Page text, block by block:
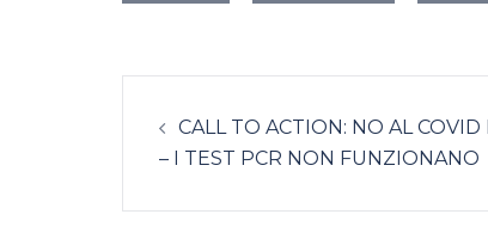
Navigazione
articolo
CALL TO ACTION: NO AL COVID
– I TEST PCR NON FUNZIONANO